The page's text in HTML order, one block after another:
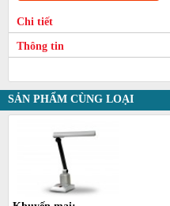
Chi tiết
Thông tin
SẢN PHẨM CÙNG LOẠI